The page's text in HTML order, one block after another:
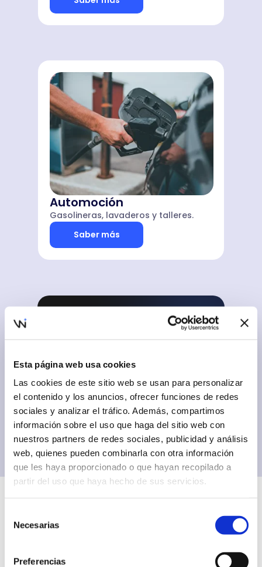
Esta página web usa cookies
Las cookies de este sitio web se usan para personalizar
el contenido y los anuncios, ofrecer funciones de redes
sociales y analizar el tráfico. Además, compartimos
información sobre el uso que haga del sitio web con
nuestros partners de redes sociales, publicidad y análisis
web, quienes pueden combinarla con otra información
que les haya proporcionado o que hayan recopilado a
partir del uso que haya hecho de sus servicios.
Necesarias
Preferencias
• Deporte y belleza
• Logística y transporte
• Educación
• Entretenimiento
• Juegos de azar
Automoción
Gasolineras, lavaderos y talleres.
Saber más